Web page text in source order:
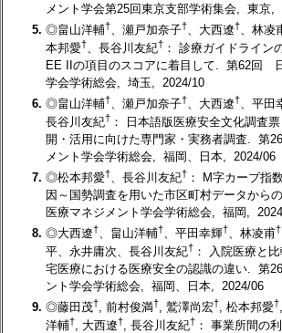
メント学会第25回東京支部学術集会, 東京,
5. ◎畠山洋輔†、瀬戸加奈子†、大西遼†、林凌
本邦愛† 、長谷川友紀† ： 診療ガイドライン
EE IIの項目のスコアに着目して. 第62回
学会学術総会, 埼玉, 2024/10
6. ◎畠山洋輔†、瀬戸加奈子†、大西遼†、平田
長谷川友紀† ： 日本語版医療安全文化調査
開・活用に向けた専門家・実務者調査. 第
メント学会学術総会, 福岡、日本, 2024/06
7. ◎松本邦愛†、長谷川友紀† ： M字カーブ指
因 ～国勢調査を用いた市区町村データから
医療マネジメント学会学術総会, 福岡,
8. ◎大西遼†、畠山洋輔†、平田幸輝†、林凌甫†
平、永井庸次、長谷川友紀† ： 入院医療と
宅医療における医療安全の認識の違い. 第
ント学会学術総会, 福岡、日本, 2024/06
9. ◎藤田茂†, 前村俊満†, 鷲澤尚宏†, 松本邦愛†
洋輔† , 大西遼† , 長谷川友紀† ： 事業所間の